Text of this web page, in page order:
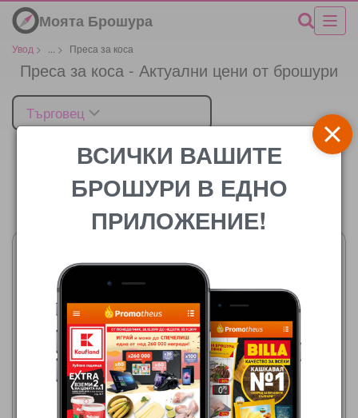
Моята Брошура
Увод > > Преса за коса
Преса за коса - Актуални цени от брошури
Търговец
Цената
Фантастико
06.08.2026 - 12.08.2026
22,99 €
Преса за коса PHILIPS
BHS375/00
ВСИЧКИ ВАШИТЕ
БРОШУРИ В ЕДНО
ПРИЛОЖЕНИЕ!